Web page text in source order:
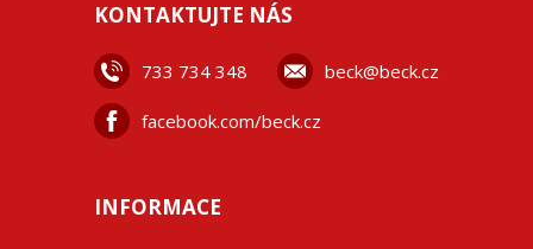
KONTAKTUJTE NÁS
733 734 348 beck@beck.cz
facebook.com/beck.cz
INFORMACE